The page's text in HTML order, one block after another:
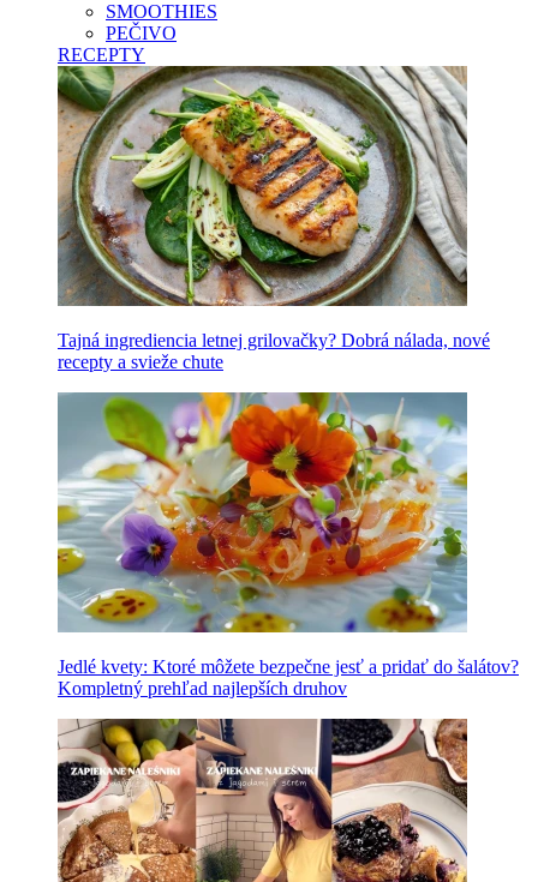
SMOOTHIES
PEČIVO
RECEPTY
Tajná ingrediencia letnej grilovačky? Dobrá nálada, nové
recepty a svieže chute
Jedlé kvety: Ktoré môžete bezpečne jesť a pridať do šalátov?
Kompletný prehľad najlepších druhov